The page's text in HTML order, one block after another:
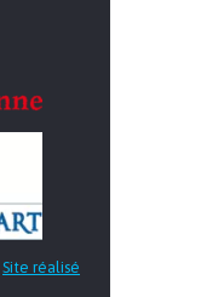
Site réalisé